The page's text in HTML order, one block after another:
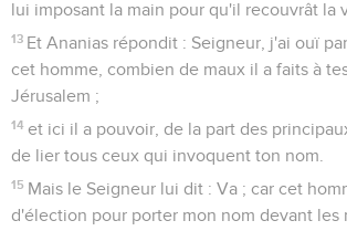
lui imposant la main pour qu'il recouvrât la
13 Et Ananias répondit : Seigneur, j'ai ouï
cet homme, combien de maux il a faits à
Jérusalem ;
14 et ici il a pouvoir, de la part des
de lier tous ceux qui invoquent ton nom.
15 Mais le Seigneur lui dit : Va ; car cet
d'élection pour porter mon nom devant les